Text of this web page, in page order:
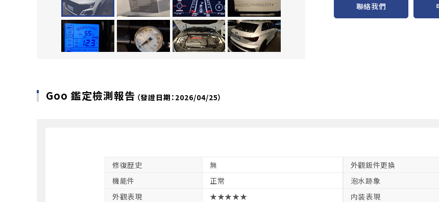
聯絡我們
Goo 鑑定檢測報告 （發證日期：2026/04/25）
修復歴史 無 外觀鈑件更換
機能件
正常 泡水跡象
外觀表現
★★★★★ 内装表現